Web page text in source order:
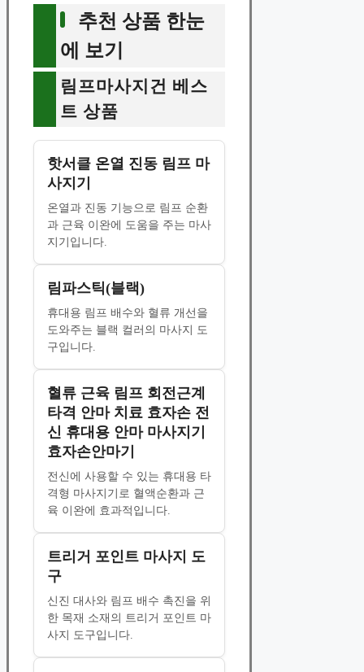
추천 상품 한눈
에 보기
림프마사지건 베스
트 상품
핫서클 온열 진동 림프 마
사지기
온열과 진동 기능으로 림프 순환
과 근육 이완에 도움을 주는 마사
지기입니다.
림파스틱(블랙)
휴대용 림프 배수와 혈류 개선을
도와주는 블랙 컬러의 마사지 도
구입니다.
혈류 근육 림프 회전근계
타격 안마 치료 효자손 전
신 휴대용 안마 마사지기
효자손안마기
전신에 사용할 수 있는 휴대용 타
격형 마사지기로 혈액순환과 근
육 이완에 효과적입니다.
트리거 포인트 마사지 도
구
신진 대사와 림프 배수 촉진을 위
한 목재 소재의 트리거 포인트 마
사지 도구입니다.